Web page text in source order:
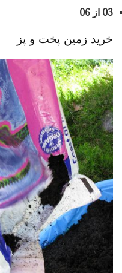
03 از 06
خرید زمین پخت و پز